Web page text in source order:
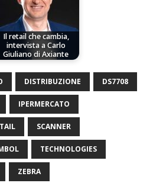
Il retail che cambia,
intervista a Carlo
Giuliano di Axiante
DISTRIBUZIONE DS7708
IPERMERCATO
SCANNER
TECHNOLOGIES
ZEBRA